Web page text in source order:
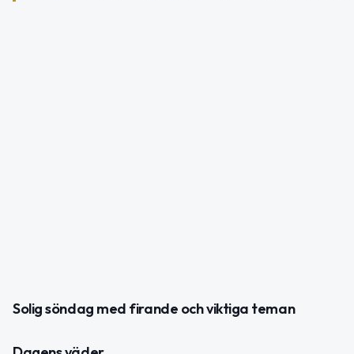
Solig söndag med firande och viktiga teman